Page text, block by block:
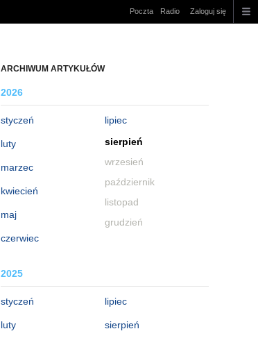
Poczta Radio Zaloguj się
ARCHIWUM ARTYKUŁÓW
2026
styczeń
luty
marzec
kwiecień
maj
czerwiec
lipiec
sierpień
wrzesień
październik
listopad
grudzień
2025
styczeń
luty
lipiec
sierpień